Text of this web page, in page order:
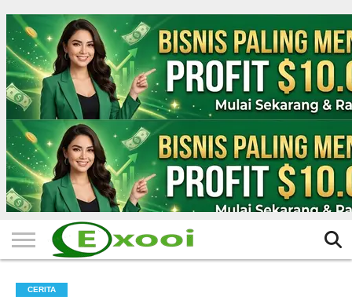
HOME
FILTER
BERITA
BIODATA
CERITA
CERPEN
EKSKLUSIF
FOTO
VIDEO
TIPS
MORE
CERITA